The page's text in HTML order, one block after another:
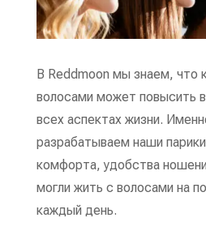
В Reddmoon мы знаем, что
волосами может повысить
всех аспектах жизни.
разрабатываем наши
комфорта, удобства
могли жить с волосами на
каждый день.